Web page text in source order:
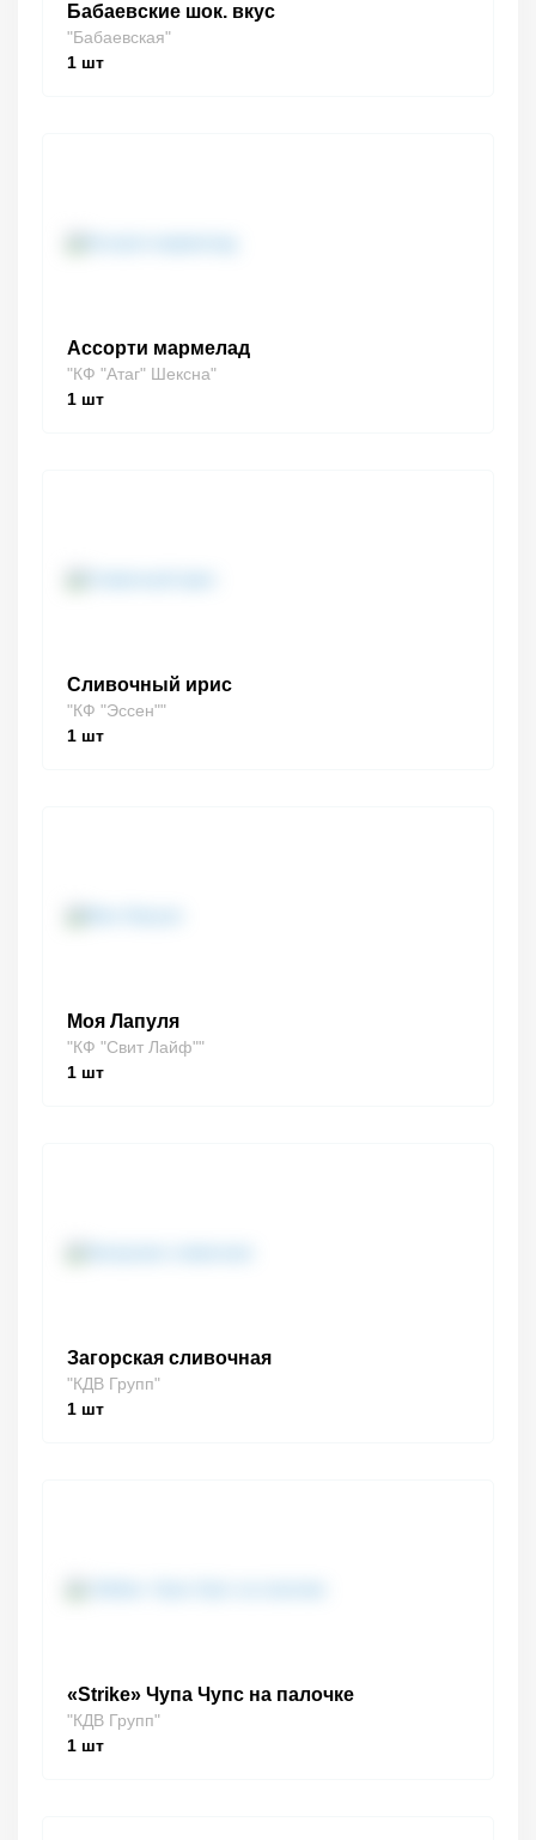
Бабаевские шок. вкус
"Бабаевская"
1 шт
Ассорти мармелад
"КФ "Атаг" Шексна"
1 шт
Сливочный ирис
"КФ "Эссен""
1 шт
Моя Лапуля
"КФ "Свит Лайф""
1 шт
Загорская сливочная
"КДВ Групп"
1 шт
«Strike» Чупа Чупс на палочке
"КДВ Групп"
1 шт